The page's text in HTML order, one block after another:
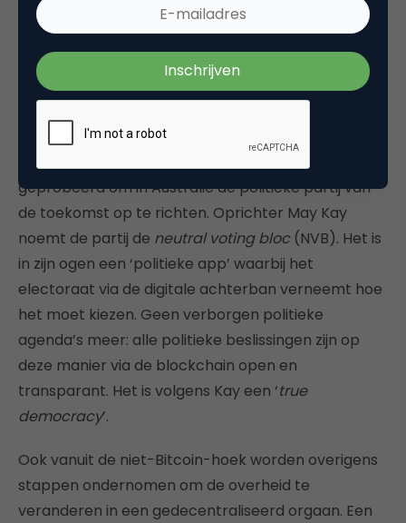
De blockchain kan grote delen
van overheidstaken overnemen.
Met behulp van de blockchain wordt nu ook
geprobeerd om in Australië de politieke partij van
de toekomst op te richten. Oprichter May Kay
noemt de partij de neutral voting bloc(NVB). Het is
in zijn ogen een ‘politieke app’ waarbij het
electoraat via de digitale achterban verneemt hoe
het moet kiezen. Geen verborgen politieke
agenda’s meer: alle politieke beslissingen zijn op
deze manier via de blockchain open en
transparant. Het is volgens Kay een ‘true
democracy’.
Ook vanuit de niet-Bitcoin-hoek worden overigens
stappen ondernomen om de overheid te
veranderen in een gedecentraliseerd orgaan. Een